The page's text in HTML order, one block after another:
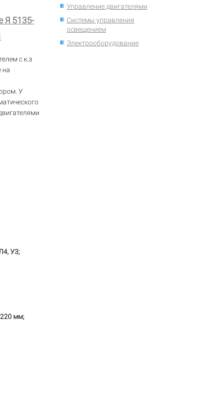
Я 5135-
с к.з
на
У
У3;
мм;
Управление двигателями
Системы управления
освещением
Электрооборудование